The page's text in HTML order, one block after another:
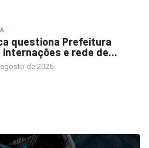
questiona Prefeitura
internações e rede de...
de 2026